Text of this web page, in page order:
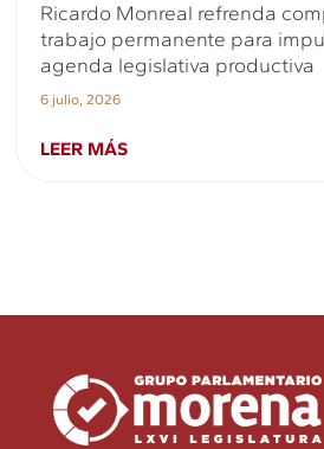
Ricardo Monreal refrenda
trabajo permanente para
agenda legislativa productiva
6 julio, 2026
LEER MÁS